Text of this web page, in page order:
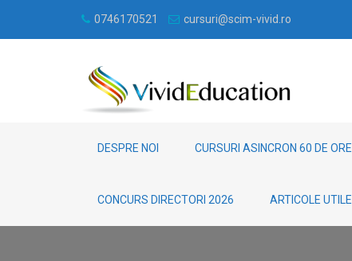
0746170521 cursuri@scim-vivid.ro
DESPRE NOI CURSURI ASINCRON 60 DE ORE
CONCURS DIRECTORI 2026 ARTICOLE UTILE